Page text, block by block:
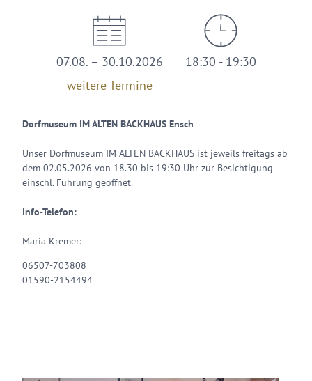
07.08. – 30.10.2026
weitere Termine
18:30 - 19:30
Dorfmuseum IM ALTEN BACKHAUS Ensch
Unser Dorfmuseum IM ALTEN BACKHAUS ist jeweils freitags ab
dem 02.05.2026 von 18.30 bis 19:30 Uhr zur Besichtigung
einschl. Führung geöffnet.
Info-Telefon:
Maria Kremer:
06507-703808
01590-2154494